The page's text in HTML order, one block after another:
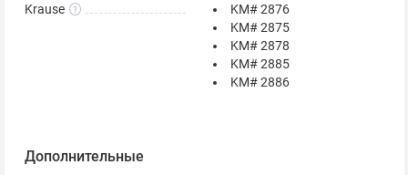
Krause
KM# 2876
KM# 2875
KM# 2878
KM# 2885
KM# 2886
Дополнительные